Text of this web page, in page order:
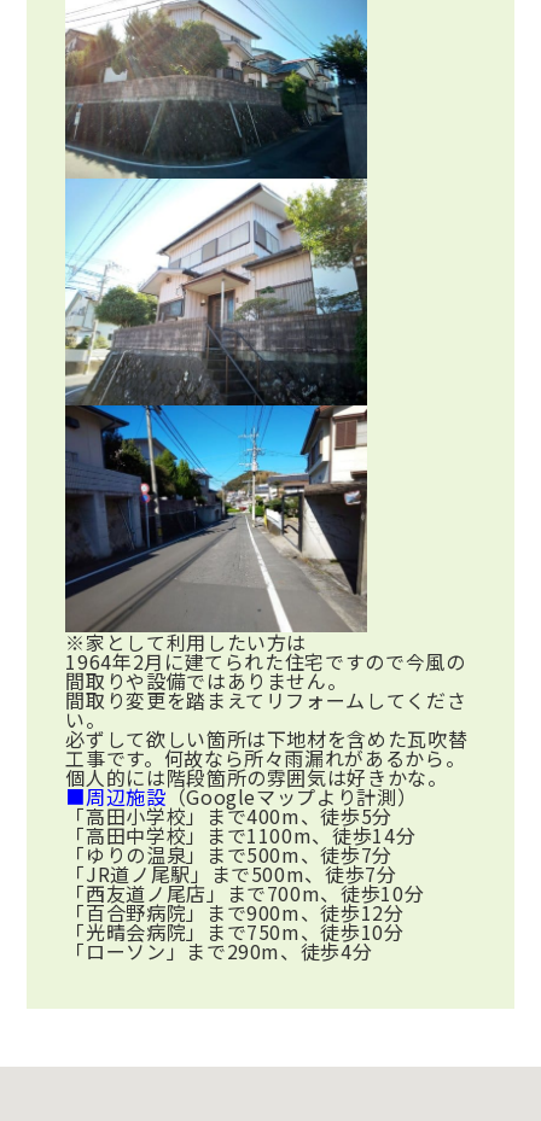
※家として利用したい方は
1964年2月に建てられた住宅ですので今風の
間取りや設備ではありません。
間取り変更を踏まえてリフォームしてくださ
い。
必ずして欲しい箇所は下地材を含めた瓦吹替
工事です。何故なら所々雨漏れがあるから。
個人的には階段箇所の雰囲気は好きかな。
■周辺施設（Googleマップより計測）
「高田小学校」まで400m、徒歩5分
「高田中学校」まで1100m、徒歩14分
「ゆりの温泉」まで500m、徒歩7分
「JR道ノ尾駅」まで500m、徒歩7分
「西友道ノ尾店」まで700m、徒歩10分
「百合野病院」まで900m、徒歩12分
「光晴会病院」まで750m、徒歩10分
「ローソン」まで290m、徒歩4分